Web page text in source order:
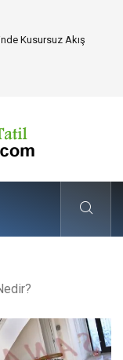
Zaman Yönetiminde